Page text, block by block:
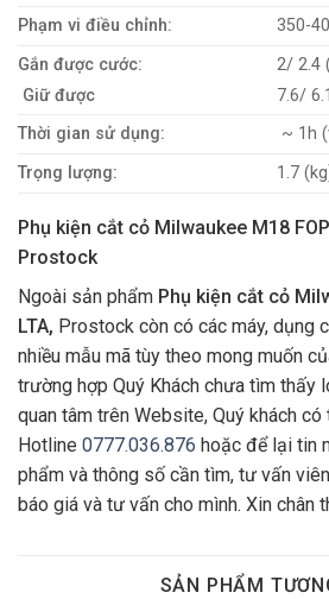
Phạm vi điều chỉnh:
350-
Gắn được cước:
Giữ được
2/ 2.4
7.6/
Thời gian sử dụng:
~ 1h
Trọng lượng:
1.7
Phụ kiện cắt cỏ Milwaukee M18
Prostock
Ngoài sản phẩm Phụ kiện cắt cỏ
LTA, Prostock còn có các máy, dụng
nhiều mẫu mã tùy theo mong muốn
trường hợp Quý Khách chưa tìm thấy
quan tâm trên Website, Quý khách có
Hotline 0777.036.876 hoặc để lại tin
phẩm và thông số cần tìm, tư vấn
báo giá và tư vấn cho mình. Xin chân
SẢN PHẨM